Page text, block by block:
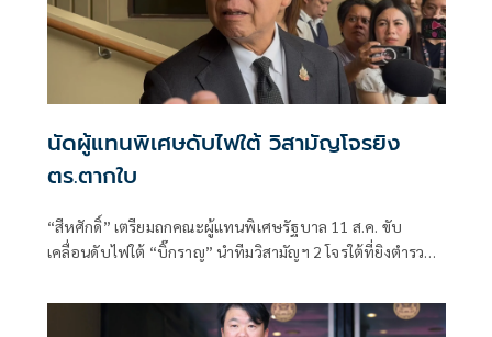
นัดผู้แทนพิเศษดับไฟใต้ วิสามัญโจรยิง
ตร.ตากใบ
“สีหศักดิ์”​ เตรียมถกคณะผู้แทน​พิเศษรัฐบาล​ 11 ส.ค. ขับ
เคลื่อนดับไฟใต้​ “บิ๊กราญ” นำทีมวิสามัญฯ 2 โจรใต้ที่ยิงตำรวจ